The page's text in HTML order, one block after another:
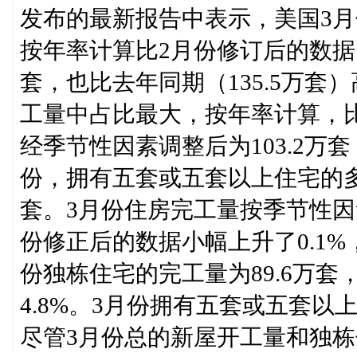
发布的最新报告中表示，美国3
按年率计算比2月份修订后的数
套，也比去年同期（135.5万套
工量中占比最大，按年率计算，
经季节性因素调整后为103.2万
份，拥有五套或五套以上住宅的
套。3月份住房完工量按季节性
份修正后的数据小幅上升了
份独栋住宅的完工量为89.6万套
4.8%。3月份拥有五套或五套以
尽管3月份总的新屋开工量和独